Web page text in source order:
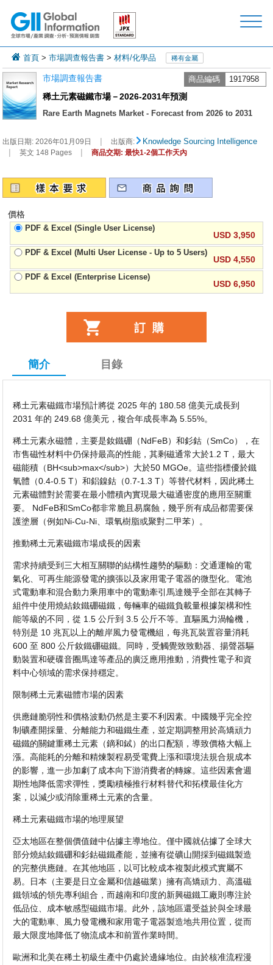
首頁 >市場調查報告書 >材料/化學品 稀有金屬
市場調查報告書 商品編碼 1917958
稀土元素磁鐵市場－2026-2031年預測
Rare Earth Magnets Market - Forecast from 2026 to 2031
出版日期:2026年01月09日 | 出版商: Knowledge Sourcing Intelligence
| 英文 148 Pages | 商品交期: 最快1-2個工作天內
價格
PDF & Excel (Single User License)
USD 3,950
PDF & Excel (Multi User License - Up to 5 Users)
USD 4,550
PDF & Excel (Enterprise License)
USD 6,950
簡介 目錄
稀土元素磁鐵市場預計將從 2025 年的 180.58 億美元成長到
2031 年的 249.68 億美元，複合年成長率為 5.55%。
稀土元素永磁體，主要是釹鐵硼（NdFeB）和釤鈷（SmCo），在
市售磁性材料中仍保持最高的性能，其剩磁通常大於1.2 T，最大
磁能積（BH<sub>max</sub>）大於50 MGOe。這些指標優於鐵
氧體（0.4-0.5 T）和鋁鎳鈷（0.7-1.3 T）等替代材料，因此稀土
元素磁體對於需要在最小體積內實現最大磁通密度的應用至關重
要。 NdFeB和SmCo都非常脆且易腐蝕，幾乎所有成品都需要保
護塗層（例如Ni-Cu-Ni、環氧樹脂或聚對二甲苯）。
推動稀土元素磁鐵市場成長的因素
需求持續受到三大相互關聯的結構性趨勢的驅動：交通運輸的電
氣化、可再生能源發電的擴張以及家用電子電器的微型化。電池
式電動車和混合動力乘用車中的電動牽引馬達幾乎全部在其轉子
組件中使用燒結釹鐵硼磁鐵，每輛車的磁鐵負載量根據架構和性
能等級的不同，從 1.5 公斤到 3.5 公斤不等。直驅風力渦輪機，
特別是 10 兆瓦以上的離岸風力發電機組，每兆瓦裝置容量消耗
600 至 800 公斤釹鐵硼磁鐵。同時，受觸覺致致動器、揚聲器驅
動裝置和硬碟音圈馬達等產品的廣泛應用推動，消費性電子和資
料中心領域的需求保持穩定。
限制稀土元素磁體市場的因素
供應鏈脆弱性和價格波動仍然是主要不利因素。中國幾乎完全控
制礦產開採量、分離能力和磁鐵生產，並定期調整用於高矯頑力
磁鐵的關鍵重稀土元素（鏑和鋱）的出口配額，導致價格大幅上
漲。高能耗的分離和精煉製程易受電費上漲和環境法規合規成本
的影響，進一步加劇了成本向下游消費者的轉嫁。這些因素會週
期性地降低需求彈性，獎勵積極推行材料替代和拓樸最佳化方
案，以減少或消除重稀土元素的含量。
稀土元素磁鐵市場的地理展望
亞太地區在整個價值鏈中佔據主導地位。僅中國就佔據了全球大
部分燒結釹鐵硼和釤鈷磁鐵產能，並擁有從礦山開採到磁鐵製造
的完整供應鏈。在其他地區，以可比較成本複製此模式實屬不
易。日本（主要是日立金屬和信越磁業）擁有高矯頑力、高溫磁
鐵領域的領先專利組合，而越南和印度的新興磁鐵工廠則專注於
低品位、成本敏感型磁鐵市場。此外，該地區還受益於與全球最
大的電動車、風力發電機和家用電子電器製造地共用位置，從而
最大限度地降低了物流成本和前置作業時間。
歐洲和北美在稀土初級生產中仍處於邊緣地位。由於核准流程漫